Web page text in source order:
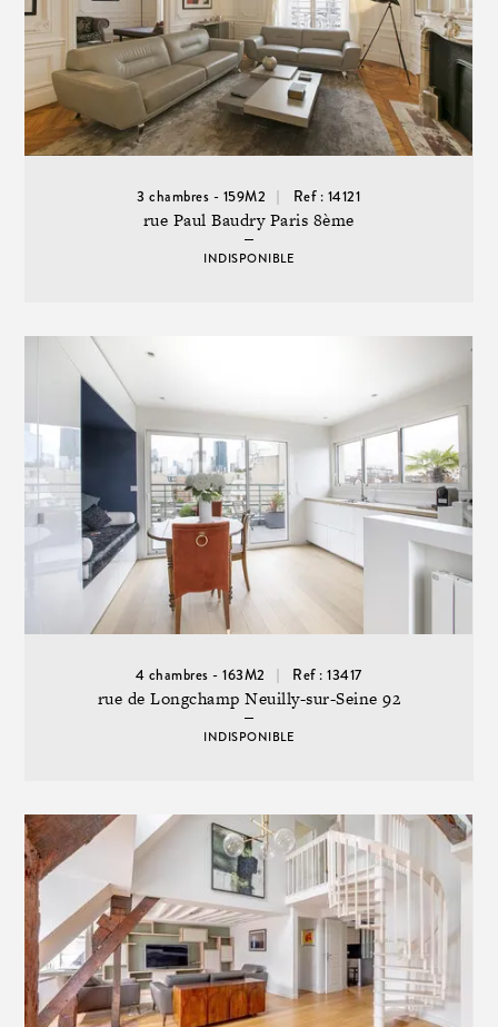
3 chambres - 159M2 Ref : 14121
rue Paul Baudry Paris 8ème
INDISPONIBLE
4 chambres - 163M2 Ref : 13417
rue de Longchamp Neuilly-sur-Seine 92
INDISPONIBLE